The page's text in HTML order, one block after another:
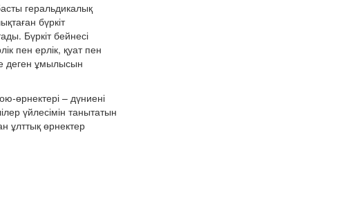
геральдикалық
бүркіт
Бүркіт бейнесі
пен ерлік, қуат пен
деген ұмылысын
өрнектері – дүниені
үйлесімін танытатын
ұлттық өрнектер